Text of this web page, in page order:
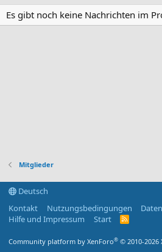
Es gibt noch keine Nachrichten im
Mitglieder
Deutsch
Kontakt
Nutzungsbedingungen
Hilfe und Impressum
Start
R
Community platform by XenForo® © 2010-2026